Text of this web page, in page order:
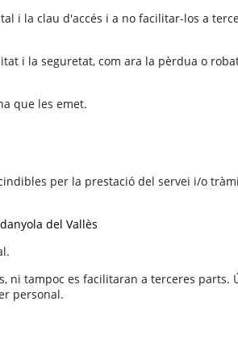
i la clau d'accés i a no facilitar-los a
i la seguretat, com ara la pèrdua o
que les emet.
per la prestació del servei i/o
del Vallès
ni tampoc es facilitaran a terceres parts.
personal.